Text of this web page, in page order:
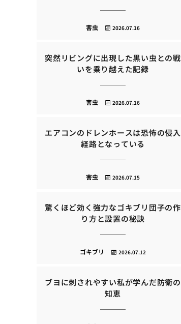
2026.07.16
害虫
突然リビングに出現した黒い虫との戦
いを乗り越えた記録
2026.07.16
害虫
エアコンのドレンホースは恐怖の侵入
経路となっている
2026.07.15
害虫
驚くほど効く強力なゴキブリ団子の作
り方と設置の秘訣
2026.07.12
ゴキブリ
ブヨに刺されやすい私が学んだ防衛の
知恵